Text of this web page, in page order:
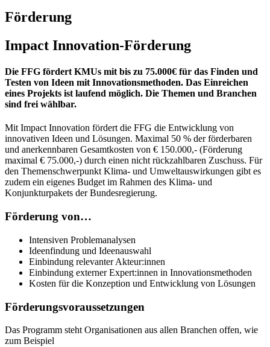
Förderung
Impact Innovation-Förderung
Die FFG fördert KMUs mit bis zu 75.000€ für das Finden und
Testen von Ideen mit Innovationsmethoden. Das Einreichen
eines Projekts ist laufend möglich. Die Themen und Branchen
sind frei wählbar.
Mit Impact Innovation fördert die FFG die Entwicklung von
innovativen Ideen und Lösungen. Maximal 50 % der förderbaren
und anerkennbaren Gesamtkosten von € 150.000,- (Förderung
maximal € 75.000,-) durch einen nicht rückzahlbaren Zuschuss. Für
den Themenschwerpunkt Klima- und Umweltauswirkungen gibt es
zudem ein eigenes Budget im Rahmen des Klima- und
Konjunkturpakets der Bundesregierung.
Förderung von…
Intensiven Problemanalysen
Ideenfindung und Ideenauswahl
Einbindung relevanter Akteur:innen
Einbindung externer Expert:innen in Innovationsmethoden
Kosten für die Konzeption und Entwicklung von Lösungen
Förderungsvoraussetzungen
Das Programm steht Organisationen aus allen Branchen offen, wie
zum Beispiel